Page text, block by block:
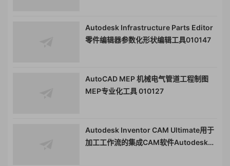
Autodesk Infrastructure Parts Editor
零件编辑器参数化形状编辑工具010147
AutoCAD MEP 机械电气管道工程制图
MEP专业化工具 010127
Autodesk Inventor CAM Ultimate用于
加工工作流的集成CAM软件Autodesk